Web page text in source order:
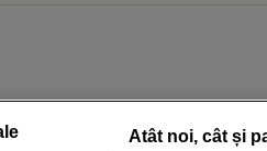
Atât noi, cât și